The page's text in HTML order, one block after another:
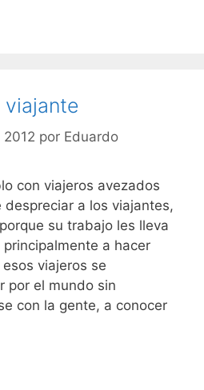
viajante
por Eduardo
con viajeros avezados
a los viajantes,
su trabajo les lleva
a hacer
viajeros se
por el mundo sin
con la gente, a conocer